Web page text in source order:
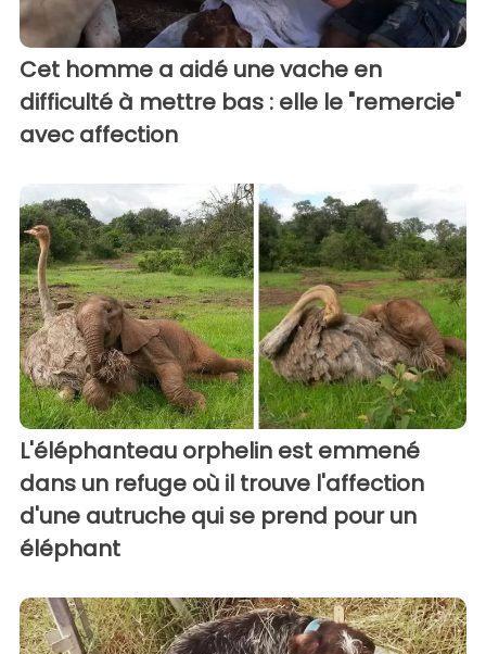
Cet homme a aidé une vache en
difficulté à mettre bas : elle le "remercie"
avec affection
L'éléphanteau orphelin est emmené
dans un refuge où il trouve l'affection
d'une autruche qui se prend pour un
éléphant